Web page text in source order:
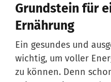
Grundstein für
Ernährung
Ein gesundes und
wichtig, um voller
zu können. Denn